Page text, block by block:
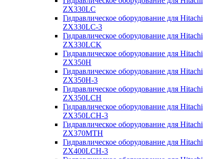
ZX330LC
Гидравлическое оборудование для Hitachi
ZX330LC-3
Гидравлическое оборудование для Hitachi
ZX330LCK
Гидравлическое оборудование для Hitachi
ZX350H
Гидравлическое оборудование для Hitachi
ZX350H-3
Гидравлическое оборудование для Hitachi
ZX350LCH
Гидравлическое оборудование для Hitachi
ZX350LCH-3
Гидравлическое оборудование для Hitachi
ZX370MTH
Гидравлическое оборудование для Hitachi
ZX400LCH-3